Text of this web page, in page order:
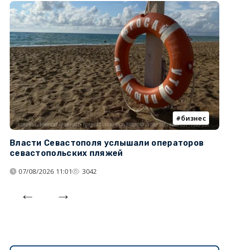
бизнес
Власти Севастополя услышали операторов
севастопольских пляжей
07/08/2026 11:01 3042